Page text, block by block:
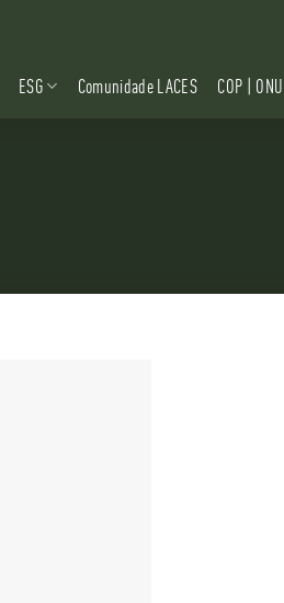
ESG Comunidade LACES COP | ONU